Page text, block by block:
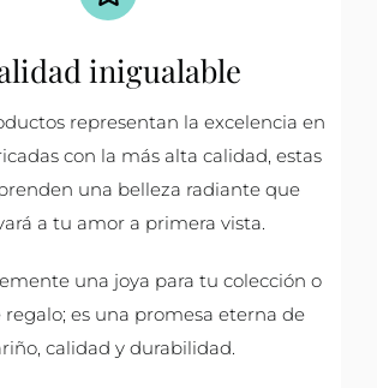
inigualable
representan la excelencia en
con la más alta calidad, estas
una belleza radiante que
a tu amor a primera vista.
una joya para tu colección o
es una promesa eterna de
calidad y durabilidad.